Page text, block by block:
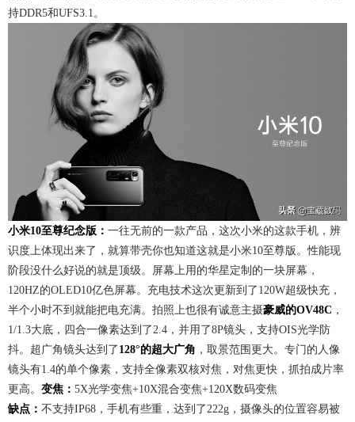
持DDR5和UFS3.1。
小米10至尊纪念版： 一往无前的一款产品，这次小米的这款手机，辨
识度上体现出来了，就算带壳你也知道这就是小米10至尊版。性能现
阶段没什么好说的就是顶级。屏幕上用的华星定制的一块屏幕，
120HZ的OLED10亿色屏幕。充电技术这次更新到了120W超级快充，
半个小时不到就能把电充满。拍照上也很有诚意主摄豪威的OV48C ，
1/1.3大底，四合一像素达到了2.4，并用了8P镜头，支持OIS光学防
抖。超广角镜头达到了 128°的超大广角 ，取景范围更大。专门的人像
镜头有1.4的单个像素，支持全像素双核对焦，对焦更快，抓拍成片率
更高。 变焦： 5X光学变焦+10X混合变焦+120X数码变焦
缺点： 不支持IP68，手机有些重，达到了222g，摄像头的位置容易被